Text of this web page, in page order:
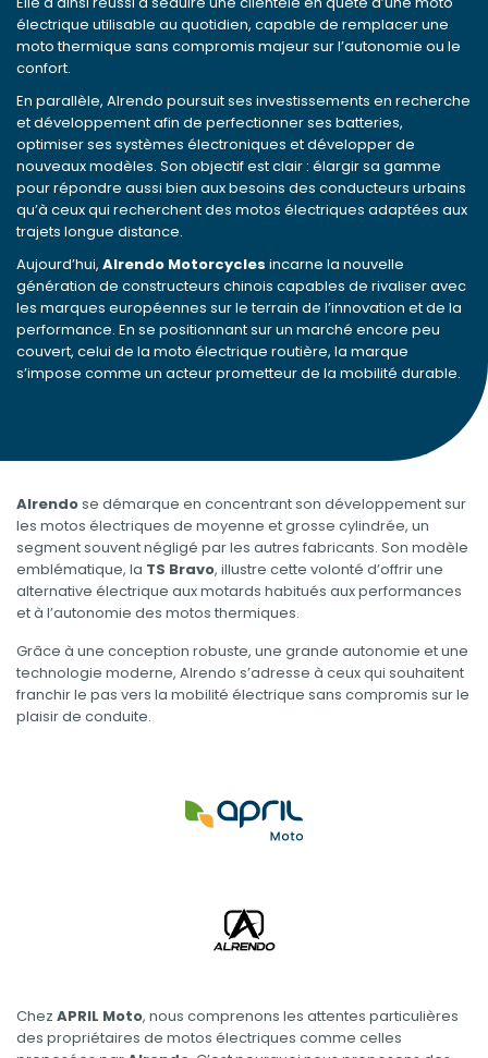
électrique utilisable au quotidien, capable de remplacer une
moto thermique sans compromis majeur sur l’autonomie ou le
confort.
En parallèle, Alrendo poursuit ses investissements en recherche
et développement afin de perfectionner ses batteries,
optimiser ses systèmes électroniques et développer de
nouveaux modèles. Son objectif est clair : élargir sa gamme
pour répondre aussi bien aux besoins des conducteurs urbains
qu’à ceux qui recherchent des motos électriques adaptées aux
trajets longue distance.
Aujourd’hui, Alrendo Motorcycles incarne la nouvelle
génération de constructeurs chinois capables de rivaliser avec
les marques européennes sur le terrain de l’innovation et de la
performance. En se positionnant sur un marché encore peu
couvert, celui de la moto électrique routière, la marque
s’impose comme un acteur prometteur de la mobilité durable.
Alrendose démarque en concentrant son développement sur
les motos électriques de moyenne et grosse cylindrée, un
segment souvent négligé par les autres fabricants. Son modèle
emblématique, la TS Bravo, illustre cette volonté d’offrir une
alternative électrique aux motards habitués aux performances
et à l’autonomie des motos thermiques.
Grâce à une conception robuste, une grande autonomie et une
technologie moderne, Alrendo s’adresse à ceux qui souhaitent
franchir le pas vers la mobilité électrique sans compromis sur le
plaisir de conduite.
Chez APRIL Moto, nous comprenons les attentes particulières
des propriétaires de motos électriques comme celles